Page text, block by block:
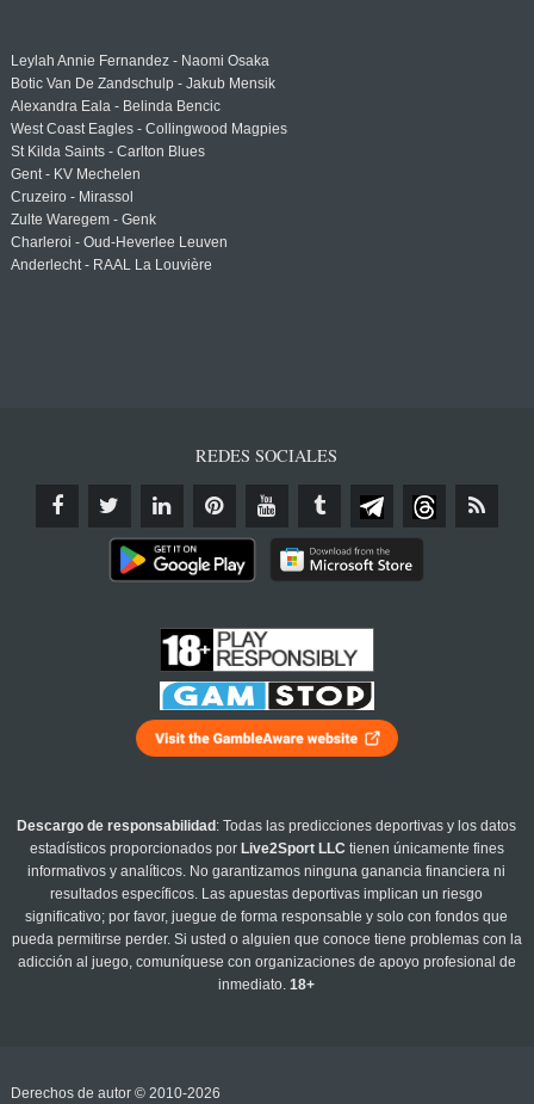
Leylah Annie Fernandez - Naomi Osaka
Botic Van De Zandschulp - Jakub Mensik
Alexandra Eala - Belinda Bencic
West Coast Eagles - Collingwood Magpies
St Kilda Saints - Carlton Blues
Gent - KV Mechelen
Cruzeiro - Mirassol
Zulte Waregem - Genk
Charleroi - Oud-Heverlee Leuven
Anderlecht - RAAL La Louvière
REDES SOCIALES
Descargo de responsabilidad : Todas las predicciones deportivas y los datos
estadísticos proporcionados por Live2Sport LLC tienen únicamente fines
informativos y analíticos. No garantizamos ninguna ganancia financiera ni
resultados específicos. Las apuestas deportivas implican un riesgo
significativo; por favor, juegue de forma responsable y solo con fondos que
pueda permitirse perder. Si usted o alguien que conoce tiene problemas con la
adicción al juego, comuníquese con organizaciones de apoyo profesional de
inmediato.18+
Derechos de autor © 2010-2026